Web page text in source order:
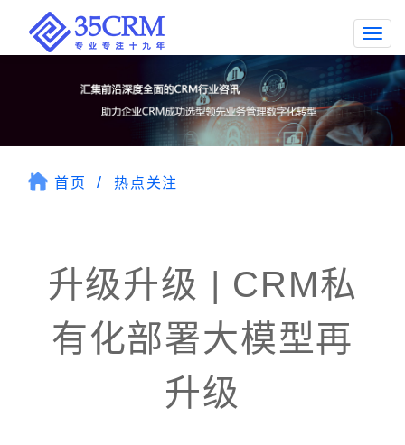
首页 热点关注
升级升级 | CRM私
有化部署大模型再
升级